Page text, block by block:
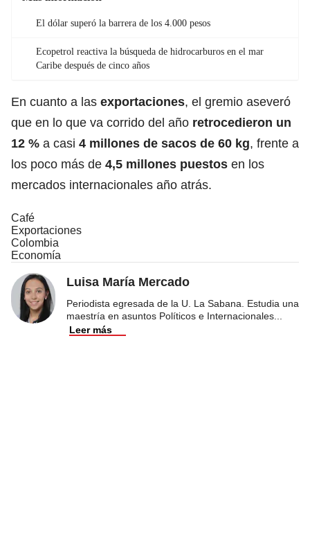
El dólar superó la barrera de los 4.000 pesos
Ecopetrol reactiva la búsqueda de hidrocarburos en el mar
Caribe después de cinco años
En cuanto a las exportaciones, el gremio aseveró
que en lo que va corrido del año retrocedieron un
12 % a casi 4 millones de sacos de 60 kg, frente a
los poco más de 4,5 millones puestos en los
mercados internacionales año atrás.
Café
Exportaciones
Colombia
Economía
Luisa María Mercado
Periodista egresada de la U. La Sabana. Estudia una
maestría en asuntos Políticos e Internacionales
Leer más